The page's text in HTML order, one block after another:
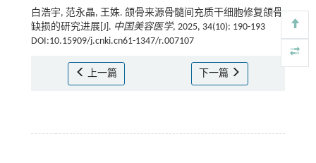
白浩宇, 范永晶, 王姝. 颌骨来源骨髓间充质干细胞修复颌骨
缺损的研究进展[J]. 中国美容医学, 2025, 34(10): 190-193
DOI:10.15909/j.cnki.cn61-1347/r.007107
上一篇 下一篇